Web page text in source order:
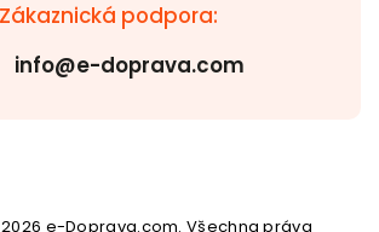
Zákaznická podpora:
info@e-doprava.com
e-Doprava.com. Všechna práva